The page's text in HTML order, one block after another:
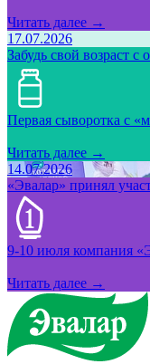
Читать далее →
17.07.2026
Забудь свой возраст
Первая сыворотка с
Читать далее →
14.07.2026
«Эвалар» принял
9-10 июля компания
Читать далее →